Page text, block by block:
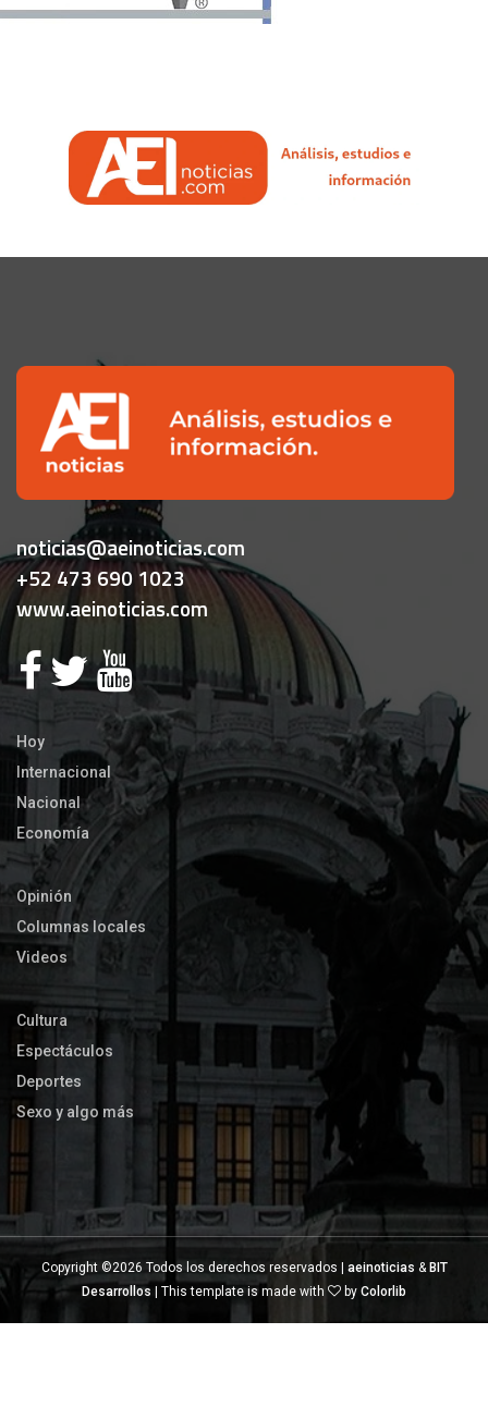
noticias@aeinoticias.com
+52 473 690 1023
www.aeinoticias.com
Hoy
Internacional
Nacional
Economía
Opinión
Columnas locales
Videos
Cultura
Espectáculos
Deportes
Sexo y algo más
Copyright ©2026 Todos los derechos reservados | aeinoticias & BIT
Desarrollos | This template is made with by Colorlib